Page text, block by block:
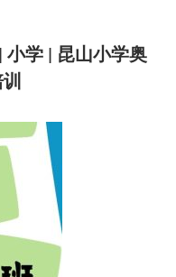
小学 | 昆山小学奥